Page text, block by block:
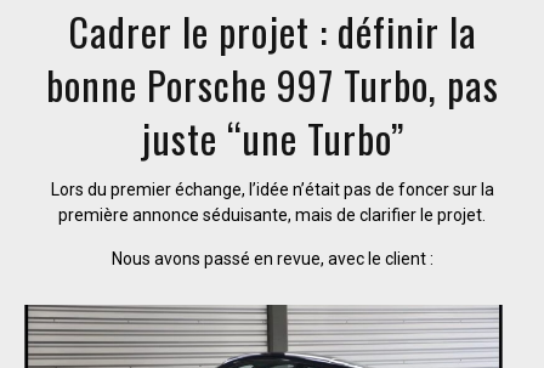
Cadrer le projet : définir la
bonne Porsche 997 Turbo, pas
juste “une Turbo”
Lors du premier échange, l’idée n’était pas de foncer sur la
première annonce séduisante, mais de clarifier le projet.
Nous avons passé en revue, avec le client :